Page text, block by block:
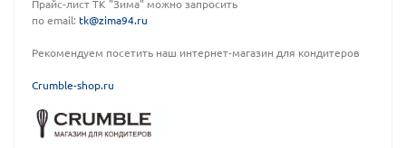
Прайс-лист ТК "Зима" можно запросить
по email: tk@zima94.ru
Рекомендуем посетить наш интернет-магазин для кондитеров
Crumble-shop.ru